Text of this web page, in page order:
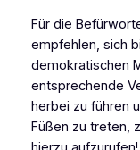
Für die
empfehlen, sich
demokratischen
entsprechende
herbei zu führen
Füßen zu treten,